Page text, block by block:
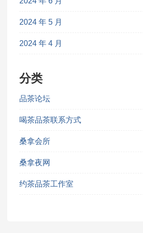
2024 年 5 月
2024 年 4 月
分类
品茶论坛
喝茶品茶联系方式
桑拿会所
桑拿夜网
约茶品茶工作室